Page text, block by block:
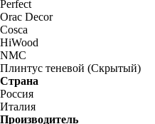
Perfect
Orac Decor
Cosca
HiWood
NMC
Плинтус теневой (Скрытый)
Страна
Россия
Италия
Производитель